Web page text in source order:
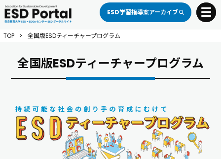
ESD学習指導案アーカイブ toggle
TOP > 全国版ESDティーチャープログラム
全国版ESDティーチャープログラム